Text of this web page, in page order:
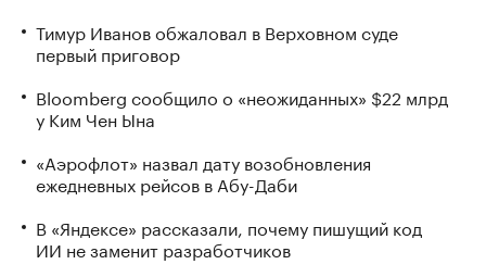
Тимур Иванов обжаловал в Верховном суде
первый приговор
Bloomberg сообщило о «неожиданных» $22 млрд
у Ким Чен Ына
«Аэрофлот» назвал дату возобновления
ежедневных рейсов в Абу-Даби
В «Яндексе» рассказали, почему пишущий код
ИИ не заменит разработчиков